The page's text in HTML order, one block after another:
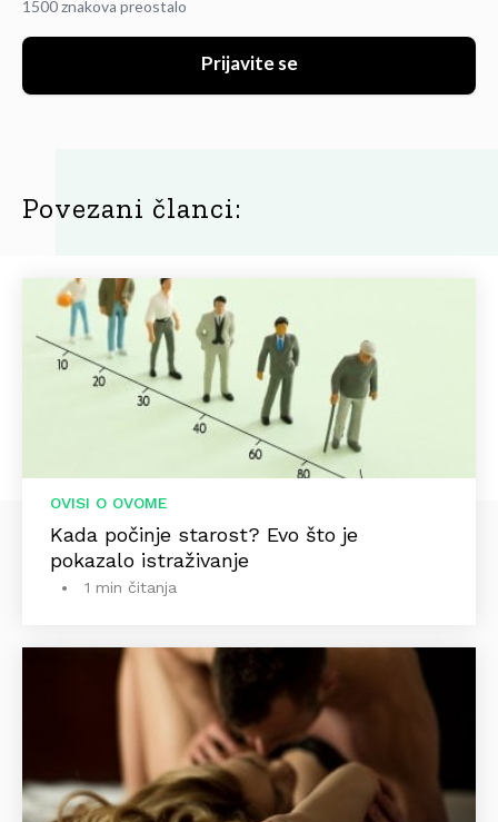
1500 znakova preostalo
Prijavite se
Povezani članci:
OVISI O OVOME
Kada počinje starost? Evo što je
pokazalo istraživanje
1 min čitanja